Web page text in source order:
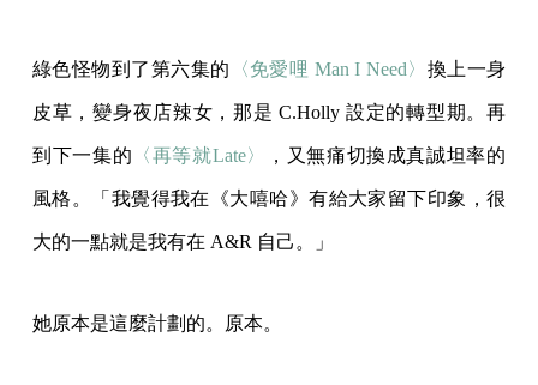
綠色怪物到了第六集的 〈免愛哩 Man I Need〉 換上一身
皮草，變身夜店辣女，那是 C.Holly 設定的轉型期。再
到下一集的 〈再等就Late〉 ，又無痛切換成真誠坦率的
風格。「我覺得我在《大嘻哈》有給大家留下印象，很
大的一點就是我有在 A&R 自己。」
她原本是這麼計劃的。原本。